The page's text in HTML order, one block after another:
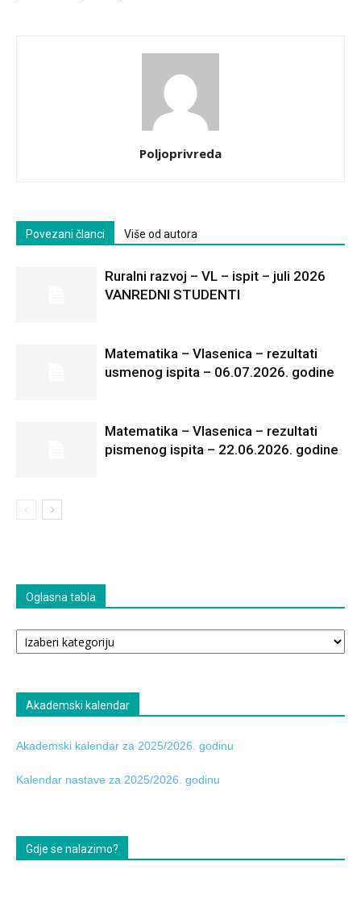
Poljoprivreda
Povezani članci Više od autora
Ruralni razvoj – VL – ispit – juli 2026
VANREDNI STUDENTI
Matematika – Vlasenica – rezultati
usmenog ispita – 06.07.2026. godine
Matematika – Vlasenica – rezultati
pismenog ispita – 22.06.2026. godine
Oglasna tabla
Oglasna
tabla
Akademski kalendar
Akademski kalendar za 2025/2026. godinu
Kalendar nastave za 2025/2026. godinu
Gdje se nalazimo?